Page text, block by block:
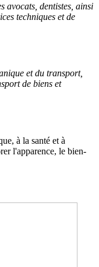
avocats, dentistes, ainsi
techniques et de
et du transport,
de biens et
à la santé et à
l'apparence, le bien-